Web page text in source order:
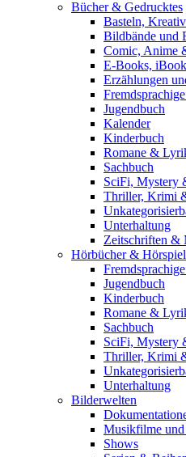
Bücher & Gedrucktes
Basteln,
Bildbände und
Comic, Anime
E-Books,
Erzählungen
Jugendbuch
Kalender
Kinderbuch
Romane &
Sachbuch
SciFi, Mystery
Thriller, Krimi
Unterhaltung
Zeitschriften &
Hörbücher &
Jugendbuch
Kinderbuch
Romane &
Sachbuch
SciFi, Mystery
Thriller, Krimi
Unterhaltung
Bilderwelten
Musikfilme und
Shows